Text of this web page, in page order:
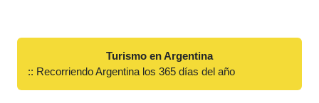
Turismo en Argentina
:: Recorriendo Argentina los 365 días del año